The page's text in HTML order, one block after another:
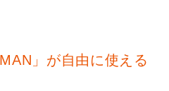
」が自由に使える